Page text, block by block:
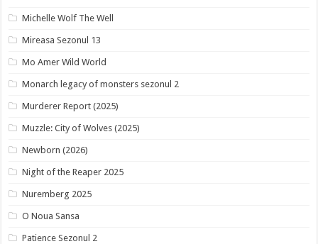
Michelle Wolf The Well
Mireasa Sezonul 13
Mo Amer Wild World
Monarch legacy of monsters sezonul 2
Murderer Report (2025)
Muzzle: City of Wolves (2025)
Newborn (2026)
Night of the Reaper 2025
Nuremberg 2025
O Noua Sansa
Patience Sezonul 2